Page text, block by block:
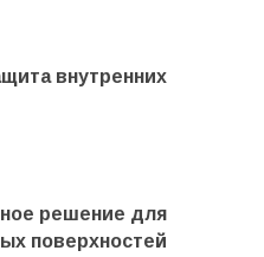
внутренних
решение для
поверхностей